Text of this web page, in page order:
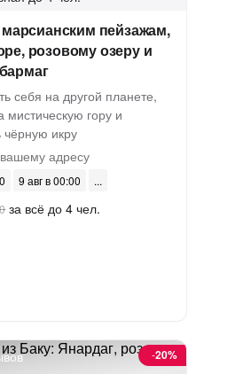
марсианским пейзажам,
розовому озеру и
себя на другой планете,
мистическую гору и
чёрную икру
адресу
9 авг в 00:00
за всё до 4 чел.
-20%